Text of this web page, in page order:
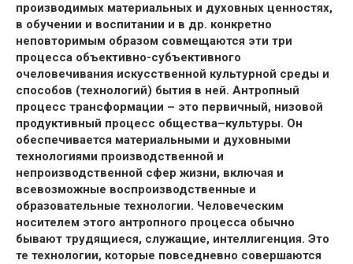
производимых материальных и духовных ценностях,
в обучении и воспитании и в др. конкретно
неповторимым образом совмещаются эти три
процесса объективно-субъективного
очеловечивания искусственной культурной среды и
способов (технологий) бытия в ней. Антропный
процесс трансформации – это первичный, низовой
продуктивный процесс общества–культуры. Он
обеспечивается материальными и духовными
технологиями производственной и
непроизводственной сфер жизни, включая и
всевозможные воспроизводственные и
образовательные технологии. Человеческим
носителем этого антропного процесса обычно
бывают трудящиеся, служащие, интеллигенция. Это
те технологии, которые повседневно совершаются